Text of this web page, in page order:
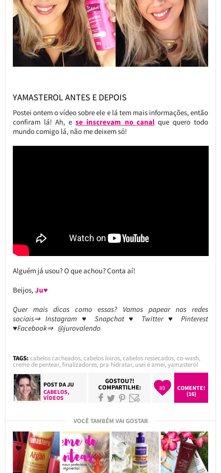
YAMASTEROL ANTES E DEPOIS
Postei ontem o vídeo sobre ele e lá tem mais informações, então
confiram lá! Ah, ese inscrevam no canalque quero todo
mundo comigo lá, não me deixem só!
Alguém já usou? O que achou? Conta aí!
Beijos, Ju♥
Quer mais dicas como essas? Vamos papear nas redes
sociais⇒ Instagram ♥ Snapchat ♥ Twitter ♥ Pinterest
♥Facebook⇒ @jurovalendo
TAGS: cabelos cacheados,cabelos loiros,cabelos ressecados,co-wash,
creme de pentear,finalizadores, pra hidratar, usei e amei,yamasterol
POST DAJU
CABELOS,
VÍDEOS
GOSTOU?!
COMPARTILHE: 89
COMENTE!
(16)
VOCÊ TAMBÉM VAI GOSTAR